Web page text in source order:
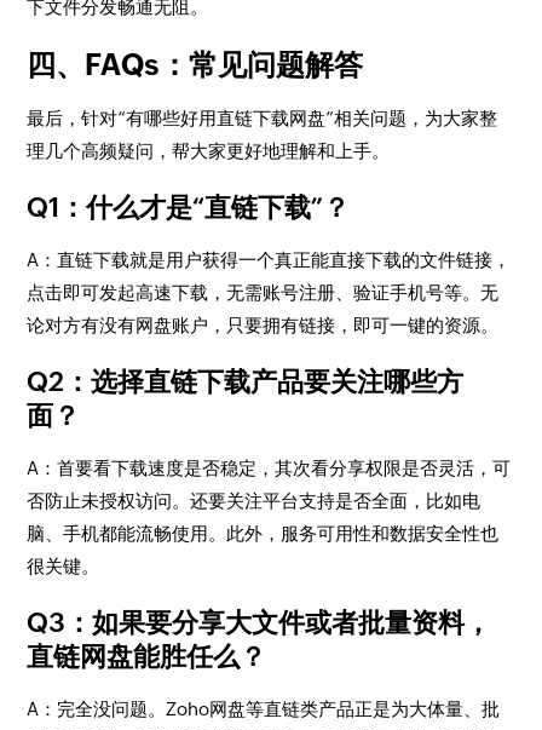
下文件分发畅通无阻。
四、FAQs：常见问题解答
最后，针对“有哪些好用直链下载网盘”相关问题，为大家整
理几个高频疑问，帮大家更好地理解和上手。
Q1：什么才是“直链下载”？
A：直链下载就是用户获得一个真正能直接下载的文件链接，
点击即可发起高速下载，无需账号注册、验证手机号等。无
论对方有没有网盘账户，只要拥有链接，即可一键的资源。
Q2：选择直链下载产品要关注哪些方
面？
A：首要看下载速度是否稳定，其次看分享权限是否灵活，可
否防止未授权访问。还要关注平台支持是否全面，比如电
脑、手机都能流畅使用。此外，服务可用性和数据安全性也
很关键。
Q3：如果要分享大文件或者批量资料，
直链网盘能胜任么？
A：完全没问题。Zoho网盘等直链类产品正是为大体量、批